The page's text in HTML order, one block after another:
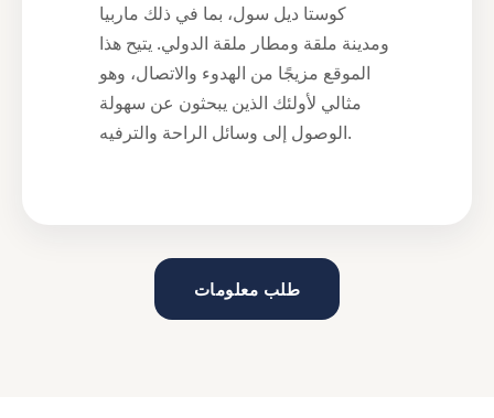
كوستا ديل سول، بما في ذلك ماربيا
ومدينة ملقة ومطار ملقة الدولي. يتيح هذا
الموقع مزيجًا من الهدوء والاتصال، وهو
مثالي لأولئك الذين يبحثون عن سهولة
الوصول إلى وسائل الراحة والترفيه.
طلب معلومات